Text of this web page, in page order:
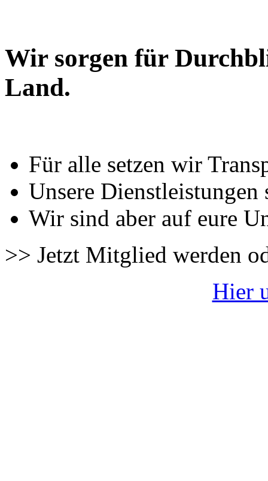
Wir sorgen für
Land.
Für alle setzen wir
Unsere Dienstleistungen
Wir sind aber auf eure
>> Jetzt Mitglied werden
Hier